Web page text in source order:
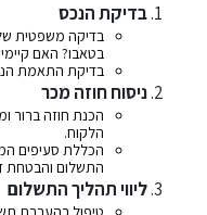
בדיקת הנכס
בדיקה משפטית
בטאבו? האם
בדיקת התאמת
ניסוח חוזה מכר
הכנת חוזה ברור
הלקוח.
הכללת סעיפים
התשלום והבטחת
ליווי תהליך התשלום